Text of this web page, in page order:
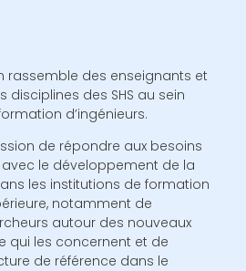
rassemble des enseignants et
disciplines des SHS au sein
d’ingénieurs.
de répondre aux besoins
le développement de la
les institutions de formation
notamment de
autour des nouveaux
qui les concernent et de
de référence dans le